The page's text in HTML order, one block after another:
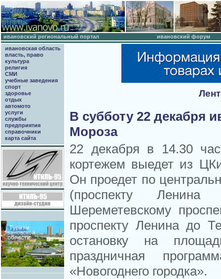
ивановский региональный портал
ивановский форум
ивановская область
власть, право
культура
религия
СМИ
учебные заведения
спорт
здоровье
отдых
автомото
услуги
службы
предприятия
справочники
карта сайта
В субботу 22 декабря
Мороза
22 декабря в 14.30
кортежем выедет из
Он проедет по
(проспекту
Шереметевскому
проспекту Ленина до
остановку на
праздничная
«Новогоднего городка».